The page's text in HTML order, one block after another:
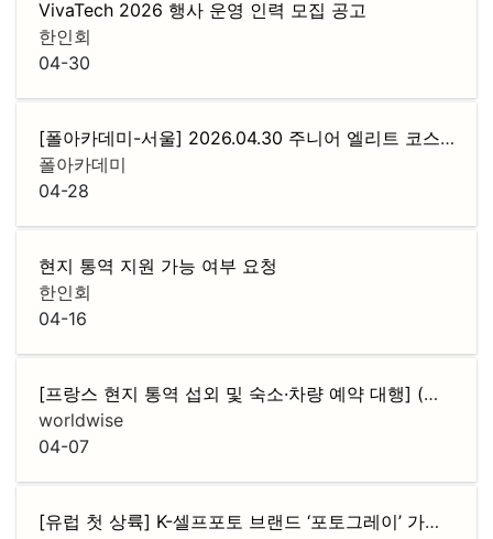
VivaTech 2026 행사 운영 인력 모집 공고
한인회
04-30
[폴아카데미-서울] 2026.04.30 주니어 엘리트 코스 로드맵 설명회
폴아카데미
04-28
현지 통역 지원 가능 여부 요청
한인회
04-16
[프랑스 현지 통역 섭외 및 숙소·차량 예약 대행] (기업 전용 · 후불 정산)
worldwise
04-07
[유럽 첫 상륙] K-셀프포토 브랜드 ‘포토그레이’ 가맹점주 모집